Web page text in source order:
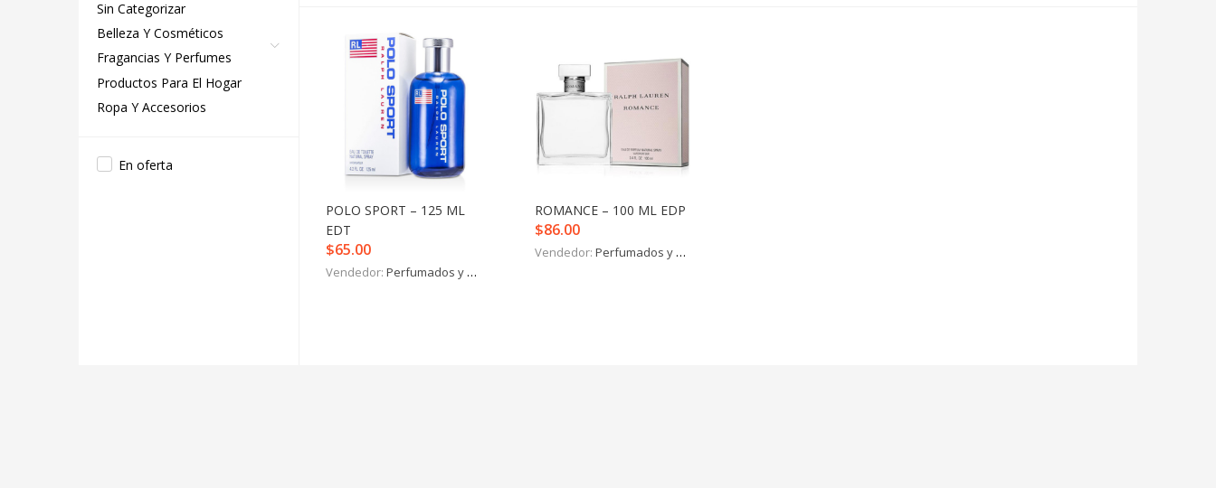
Sin Categorizar
Belleza Y Cosméticos
Fragancias Y Perfumes
Productos Para El Hogar
Ropa Y Accesorios
En oferta
POLO SPORT – 125 ML
EDT
$65.00
Vendedor: Perfumados y más
ROMANCE – 100 ML EDP
$86.00
Vendedor:Perfumados y más